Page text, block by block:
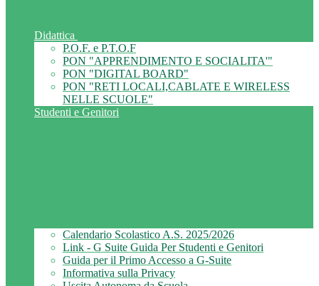
Didattica
P.O.F. e P.T.O.F
PON "APPRENDIMENTO E SOCIALITA'"
PON "DIGITAL BOARD"
PON "RETI LOCALI,CABLATE E WIRELESS
NELLE SCUOLE"
Studenti e Genitori
Calendario Scolastico A.S. 2025/2026
Link - G Suite Guida Per Studenti e Genitori
Guida per il Primo Accesso a G-Suite
Informativa sulla Privacy